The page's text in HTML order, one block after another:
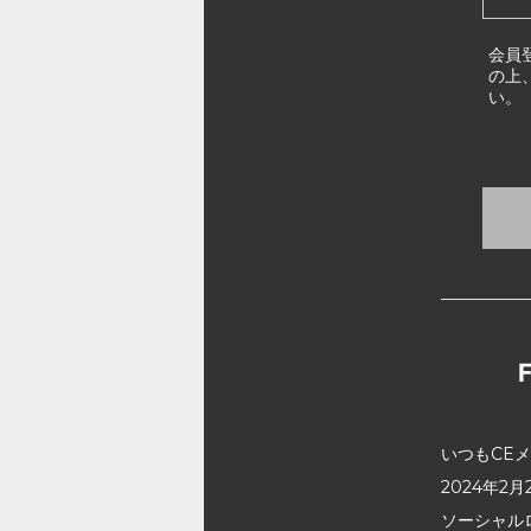
会員
の上
い。
いつもCE
2024年2月
ソーシャ